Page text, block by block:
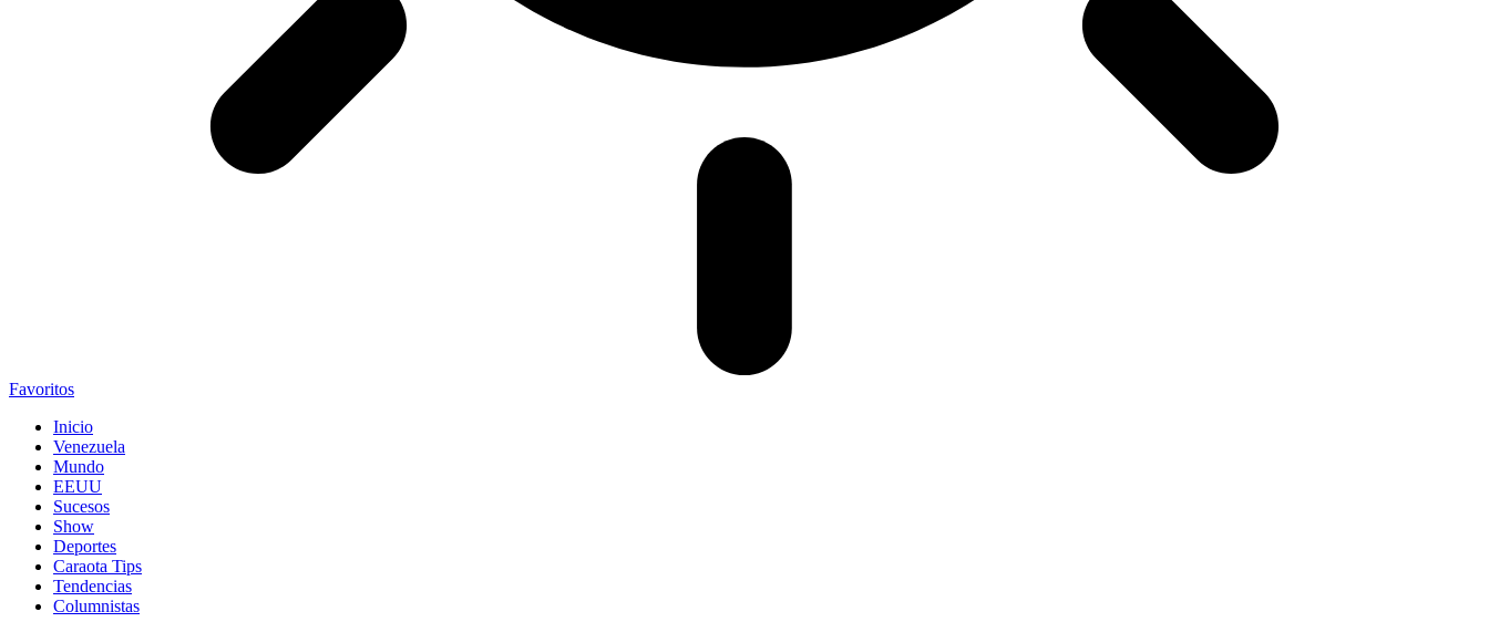
Favoritos
Inicio
Venezuela
Mundo
EEUU
Sucesos
Show
Deportes
Caraota Tips
Tendencias
Columnistas